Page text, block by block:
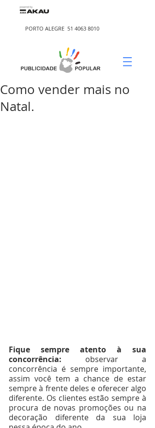
PORTO ALEGRE 51 4063 8010
Como vender mais no
Natal.
Fique sempre atento à sua
concorrência: observar a
concorrência é sempre importante,
assim você tem a chance de estar
sempre à frente deles e oferecer algo
diferente. Os clientes estão sempre à
procura de novas promoções ou na
decoração diferente da sua loja